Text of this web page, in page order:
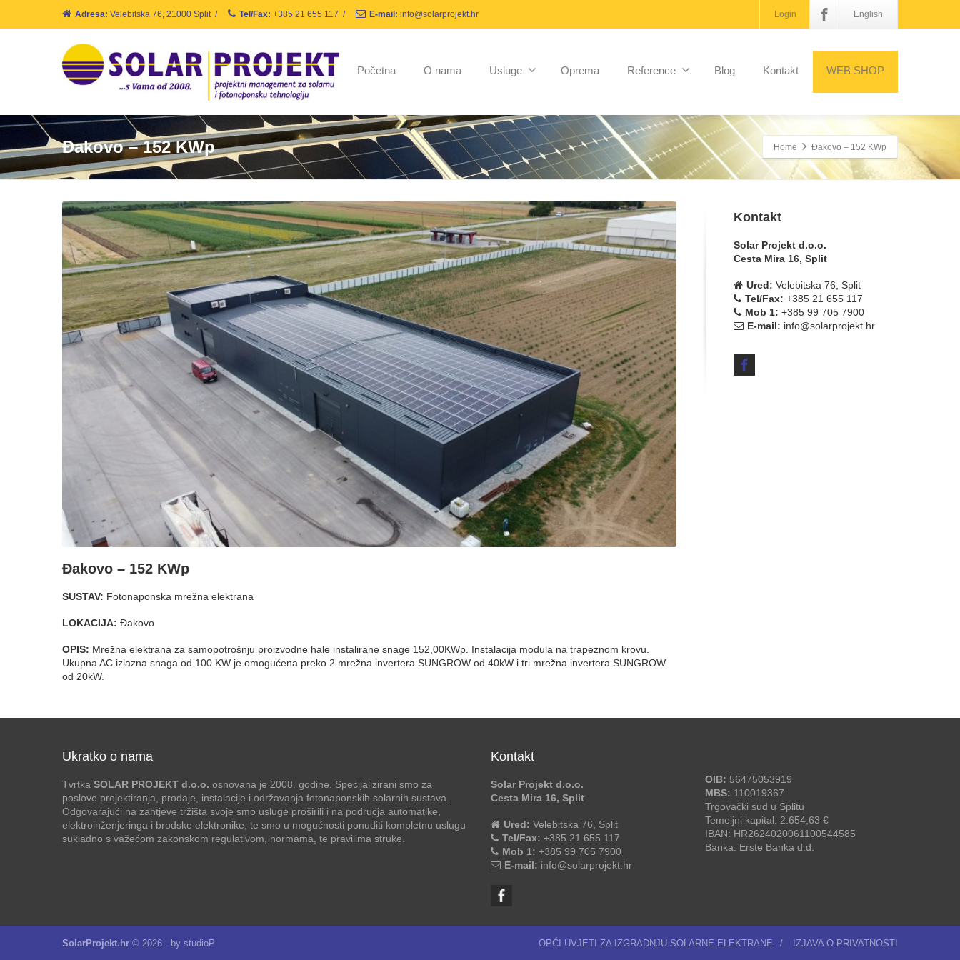
Adresa: Velebitska 76, 21000 Split / Tel/Fax: +385 21 655 117 / E-mail: info@solarprojekt.hr Login English
Početna O nama Usluge Oprema Reference Blog Kontakt WEB SHOP
Đakovo – 152 KWp Home Đakovo – 152 KWp
Đakovo – 152 KWp
SUSTAV: Fotonaponska mrežna elektrana
LOKACIJA: Đakovo
OPIS: Mrežna elektrana za samopotrošnju proizvodne hale instalirane snage 152,00KWp. Instalacija modula na trapeznom krovu.
Ukupna AC izlazna snaga od 100 KW je omogućena preko 2 mrežna invertera SUNGROW od 40kW i tri mrežna invertera SUNGROW
od 20kW.
Kontakt
Solar Projekt d.o.o.
Cesta Mira 16, Split
Ured: Velebitska 76, Split
Tel/Fax: +385 21 655 117
Mob 1: +385 99 705 7900
E-mail: info@solarprojekt.hr
Ukratko o nama
Tvrtka SOLAR PROJEKT d.o.o. osnovana je 2008. godine. Specijalizirani smo za
poslove projektiranja, prodaje, instalacije i održavanja fotonaponskih solarnih sustava.
Odgovarajući na zahtjeve tržišta svoje smo usluge proširili i na područja automatike,
elektroinženjeringa i brodske elektronike, te smo u mogućnosti ponuditi kompletnu uslugu
sukladno s važećom zakonskom regulativom, normama, te pravilima struke.
Kontakt
Solar Projekt d.o.o.
Cesta Mira 16, Split
Ured: Velebitska 76, Split
Tel/Fax: +385 21 655 117
Mob 1: +385 99 705 7900
E-mail: info@solarprojekt.hr
OIB: 56475053919
MBS: 110019367
Trgovački sud u Splitu
Temeljni kapital: 2.654,63 €
IBAN: HR2624020061100544585
Banka: Erste Banka d.d.
SolarProjekt.hr © 2026 - by studioP OPĆI UVJETI ZA IZGRADNJU SOLARNE ELEKTRANE / IZJAVA O PRIVATNOSTI